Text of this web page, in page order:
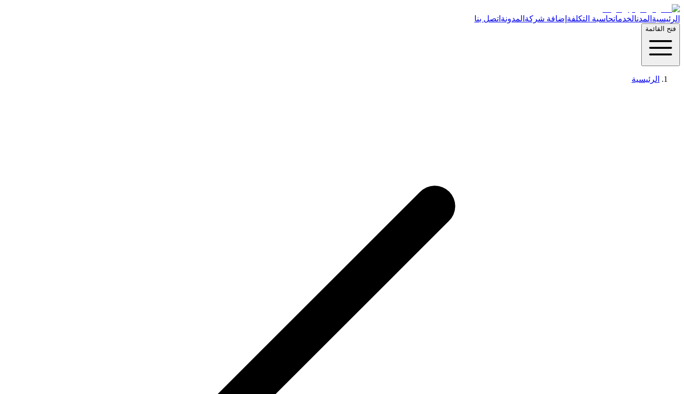
الرئيسية المدنالخدماتحاسبة التكلفة إضافة شركة المدونة اتصل بنا
فتح القائمة
الرئيسية